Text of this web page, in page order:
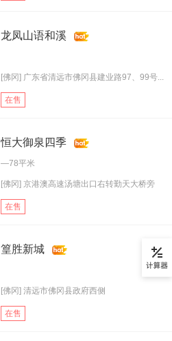
龙凤山语和溪
[佛冈] 广东省清远市佛冈县建业路97、99号...
在售
恒大御泉四季
—78平米
[佛冈] 京港澳高速汤塘出口右转勤天大桥旁
在售
篁胜新城
[佛冈] 清远市佛冈县政府西侧
在售